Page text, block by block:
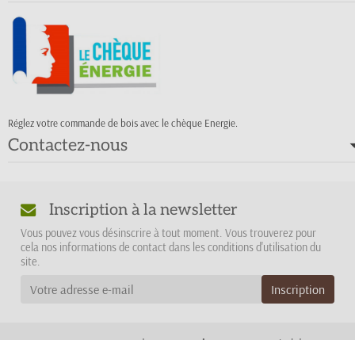
Réglez votre commande de bois avec le chèque Energie.
Contactez-nous
Inscription à la newsletter
Vous pouvez vous désinscrire à tout moment. Vous trouverez pour
cela nos informations de contact dans les conditions d'utilisation du
site.